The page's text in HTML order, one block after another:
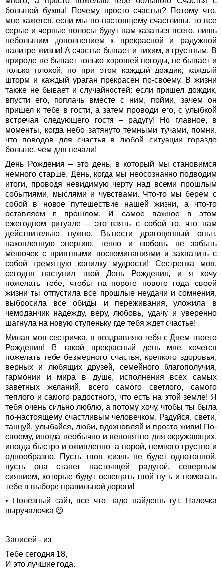
большой буквы! Почему просто счастья? Потому что,
мне кажется, если мы по-настоящему счастливы, то все
серые и черные полосы будут нам казаться всего, лишь
небольшим дополнением к прекрасной и радужной
палитре жизни! А счастье бывает и тихим, и грустным. В
природе не бывает только хорошей погоды, не бывает и
только плохой, но при этом каждый дождик, каждый
шторм и каждый ураган прекрасен по-своему. В жизни
также не бывает и случайностей: если пришел дождик,
впусти его, поплачь вместе с ним, пойми, зачем он
пришел к тебе в гости, а затем проводи его, с улыбкой
встречая следующего гостя – радугу! Но главное, в
моменты, когда небо затянуто темными тучами, помни,
что поводов для счастья в любой ситуации гораздо
больше, чем для печали!
День Рождения – это день, в который мы становимся
немного старше. День, когда мы неосознанно подводим
итоги, проводя невидимую черту над всеми прошлым
событиями, мыслями и чувствами. Что-то мы берем с
собой в новое путешествие нашей жизни, а что-то
оставляем в прошлом. И самое важное в этом
ежегодном ритуале – это взять с собой то, что нам
действительно нужно. Вынести драгоценный опыт,
накопленную энергию, тепло и любовь, не забыть
мешочек с приятными воспоминаниями и захватить с
собой гремящую копилку мудрости! Сестренка моя,
сегодня наступил твой День Рождения, и я хочу
пожелать тебе, чтобы на пороге нового года своей
жизни ты отпустила все прошлые неудачи и сомнения,
выбросила все обиды и переживания, уложила в
чемоданчик надежду, веру, любовь, удачу и уверенно
шагнула на новую ступеньку, где тебя ждет счастье!
Милая моя сестричка, я поздравляю тебя с Днем твоего
Рождения! В такой прекрасный день мне хочется
пожелать тебе безмерного счастья, крепкого здоровья,
верных и любящих друзей, семейного благополучия,
гармонии и мира в душе, исполнения всех самых
заветных желаний, всего самого светлого, самого
теплого и самого радостного, что есть на этой земле! Я
тебя очень сильно люблю, а потому хочу, чтобы ты была
по-настоящему счастливым человечком. Радуйся, свети,
танцуй, улыбайся, люби, вдохновляй и просто живи! По-
своему, иногда необычно и непонятно для окружающих,
иногда быстро и оживленно, а порой, немного грустно и
однообразно. Пусть твоя жизнь не будет однотонной,
пусть она станет настоящей радугой, северным
сиянием, которые будут освещать твой путь и помогать
тебе в выборе правильной дороги!
• Полезный сайт, все что надо найдёшь тут. Палочка
выручалочка 😍
Записей - из
Тебе сегодня 18,
И это лучшие года.